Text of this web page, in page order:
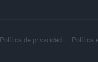
Política de privacidad Política